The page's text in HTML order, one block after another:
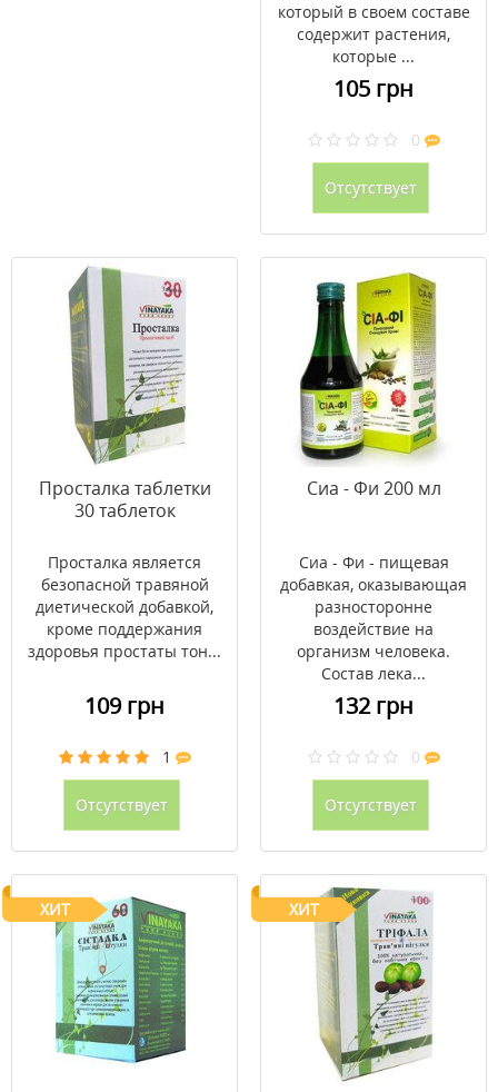
который в своем составе
содержит растения,
которые ...
105 грн
0
Отсутствует
Просталка таблетки
30 таблеток
Просталка является
безопасной травяной
диетической добавкой,
кроме поддержания
здоровья простаты тон...
109 грн
1
Отсутствует
Сиа - Фи 200 мл
Сиа - Фи - пищевая
добавкая, оказывающая
разносторонне
воздействие на
организм человека.
Состав лека...
132 грн
0
Отсутствует
ХИТ ХИТ